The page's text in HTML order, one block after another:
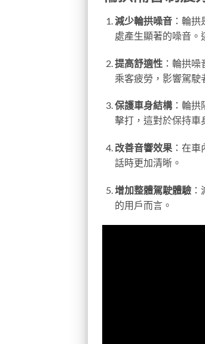
減少輪拱噪音：輪拱
處產生顯著的噪音。
提高舒適性：輪拱噪
乘客疲勞，影響駕駛
保護車身結構：輪拱
擊打，這對於保持車
改善音響效果：在車
話時更加清晰。
增加整體駕駛體驗：
的用戶而言。